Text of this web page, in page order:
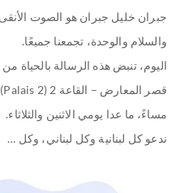
جبران خليل جبران هو الصوت
والسلام والوحدة، تجمعنا جميعًا.
اليوم، تنبض هذه الرسالة بالحياة
مساءً، ما عدا يومي الاثنين والثلاثاء.
ندعو كل لبنانية وكل لبناني، وكل …